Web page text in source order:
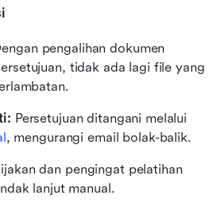
pengalihan dokumen
tidak ada lagi file yang
, mengurangi email bolak-balik.
dan pengingat pelatihan
lanjut manual.